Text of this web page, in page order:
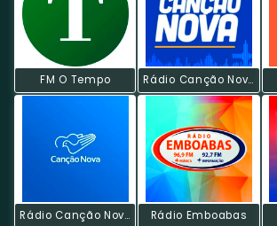
FM O Tempo Rádio Canção Nova FM
Rádio Canção Nova Rádio Emboabas